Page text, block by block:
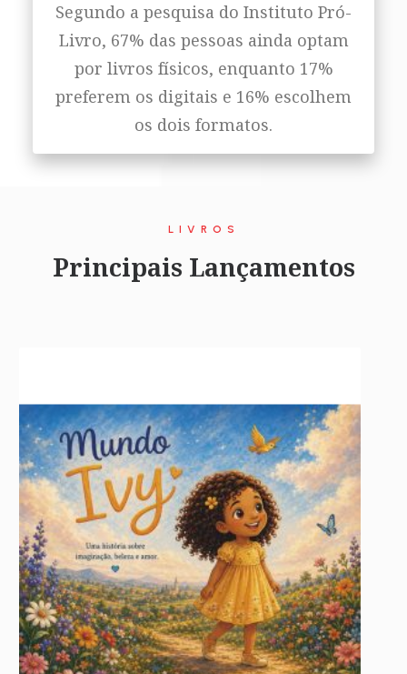
Segundo a pesquisa do Instituto Pró-
Livro, 67% das pessoas ainda optam
por livros físicos, enquanto 17%
preferem os digitais e 16% escolhem
os dois formatos.
LIVROS
Principais Lançamentos